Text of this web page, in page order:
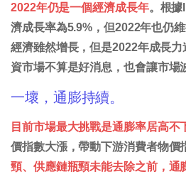
2022年仍是一個經濟成長年。根據
濟成長率為5.9%，但2022年也仍
經濟雖然增長，但是2022年成長
資市場不算是好消息，也會讓市場
一壞，通膨持續。
目前市場最大挑戰是通膨率居高不
價指數大漲，帶動下游消費者物價
頸、供應鏈瓶頸未能去除之前，通